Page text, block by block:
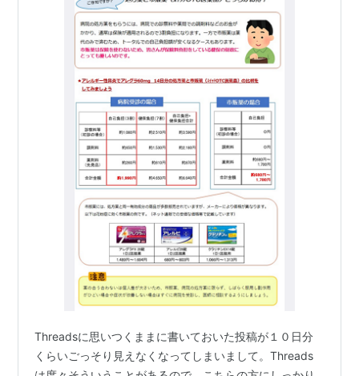
Threadsに思いつくままに書いておいた投稿が１０日分
くらいごっそり見えなくなってしまいまして。Threads